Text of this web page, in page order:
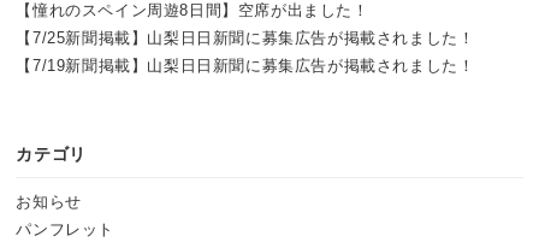
【憧れのスペイン周遊8日間】空席が出ました！
【7/25新聞掲載】山梨日日新聞に募集広告が掲載されました！
【7/19新聞掲載】山梨日日新聞に募集広告が掲載されました！
カテゴリ
お知らせ
パンフレット